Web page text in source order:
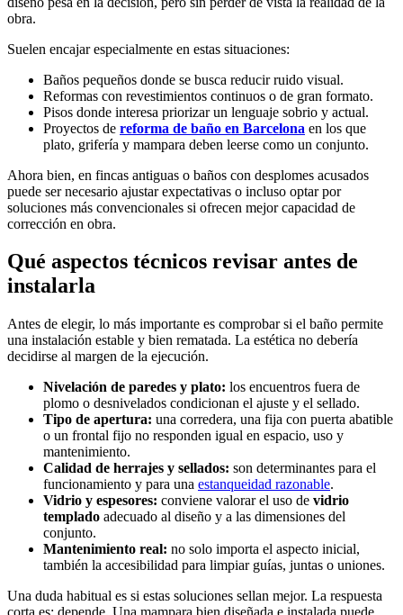
obra.
Suelen encajar especialmente en estas situaciones:
Baños pequeños donde se busca reducir ruido visual.
Reformas con revestimientos continuos o de gran formato.
Pisos donde interesa priorizar un lenguaje sobrio y actual.
Proyectos de reforma de baño en Barcelona en los que
plato, grifería y mampara deben leerse como un conjunto.
Ahora bien, en fincas antiguas o baños con desplomes acusados
puede ser necesario ajustar expectativas o incluso optar por
soluciones más convencionales si ofrecen mejor capacidad de
corrección en obra.
Qué aspectos técnicos revisar antes de
instalarla
Antes de elegir, lo más importante es comprobar si el baño permite
una instalación estable y bien rematada. La estética no debería
decidirse al margen de la ejecución.
Nivelación de paredes y plato: los encuentros fuera de
plomo o desnivelados condicionan el ajuste y el sellado.
Tipo de apertura: una corredera, una fija con puerta abatible
o un frontal fijo no responden igual en espacio, uso y
mantenimiento.
Calidad de herrajes y sellados: son determinantes para el
funcionamiento y para una estanqueidad razonable.
Vidrio y espesores: conviene valorar el uso de vidrio
templado adecuado al diseño y a las dimensiones del
conjunto.
Mantenimiento real: no solo importa el aspecto inicial,
también la accesibilidad para limpiar guías, juntas o uniones.
Una duda habitual es si estas soluciones sellan mejor. La respuesta